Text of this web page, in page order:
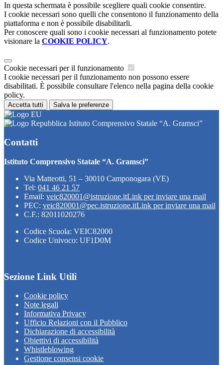
In questa schermata è possibile scegliere quali cookie consentire.
I cookie necessari sono quelli che consentono il funzionamento della
piattaforma e non è possibile disabilitarli.
Per conoscere quali sono i cookie necessari al funzionamento potete
visionare la COOKIE POLICY.
Cookie necessari per il funzionamento
I cookie necessari per il funzionamento non possono essere
disabilitati. È possibile consultare l'elenco nella pagina della cookie
policy.
Accetta tutti Salva le preferenze
Istituto Comprensivo Statale “A. Gramsci”
Contatti
Istituto Comprensivo Statale “A. Gramsci”
Via Matteotti, 51 – 30010 Camponogara (VE)
Tel: 041 46 21 57
Email: veic820001@istruzione.itLink per inviare una mail
PEC: veic820001@pec.istruzione.itLink per inviare una mail
C.F.: 82011020276
Codice Scuola: VEIC82000
Codice Univoco: UF1D0M
Sezione Link Utili
Cookie policy
Note legali
Informativa Privacy
Ufficio Relazioni con il Pubblico
Dichiarazione di accessibilità
Obiettivi di accessibilità
Whistleblowing
Gestione consensi cookie